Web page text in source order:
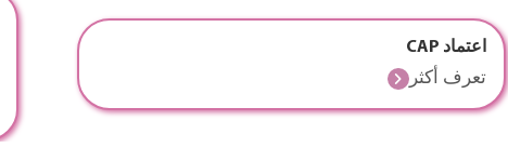
اعتماد CAP
تعرف أكثر